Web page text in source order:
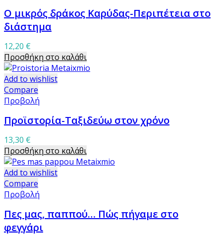
Ο μικρός δράκος Καρύδας-Περιπέτεια στο
διάστημα
12,20 €
Προσθήκη στο καλάθι
Add to wishlist
Compare
Προβολή
Προϊστορία-Ταξιδεύω στον χρόνο
13,30 €
Προσθήκη στο καλάθι
Add to wishlist
Compare
Προβολή
Πες μας, παππού… Πώς πήγαμε στο
φεγγάρι